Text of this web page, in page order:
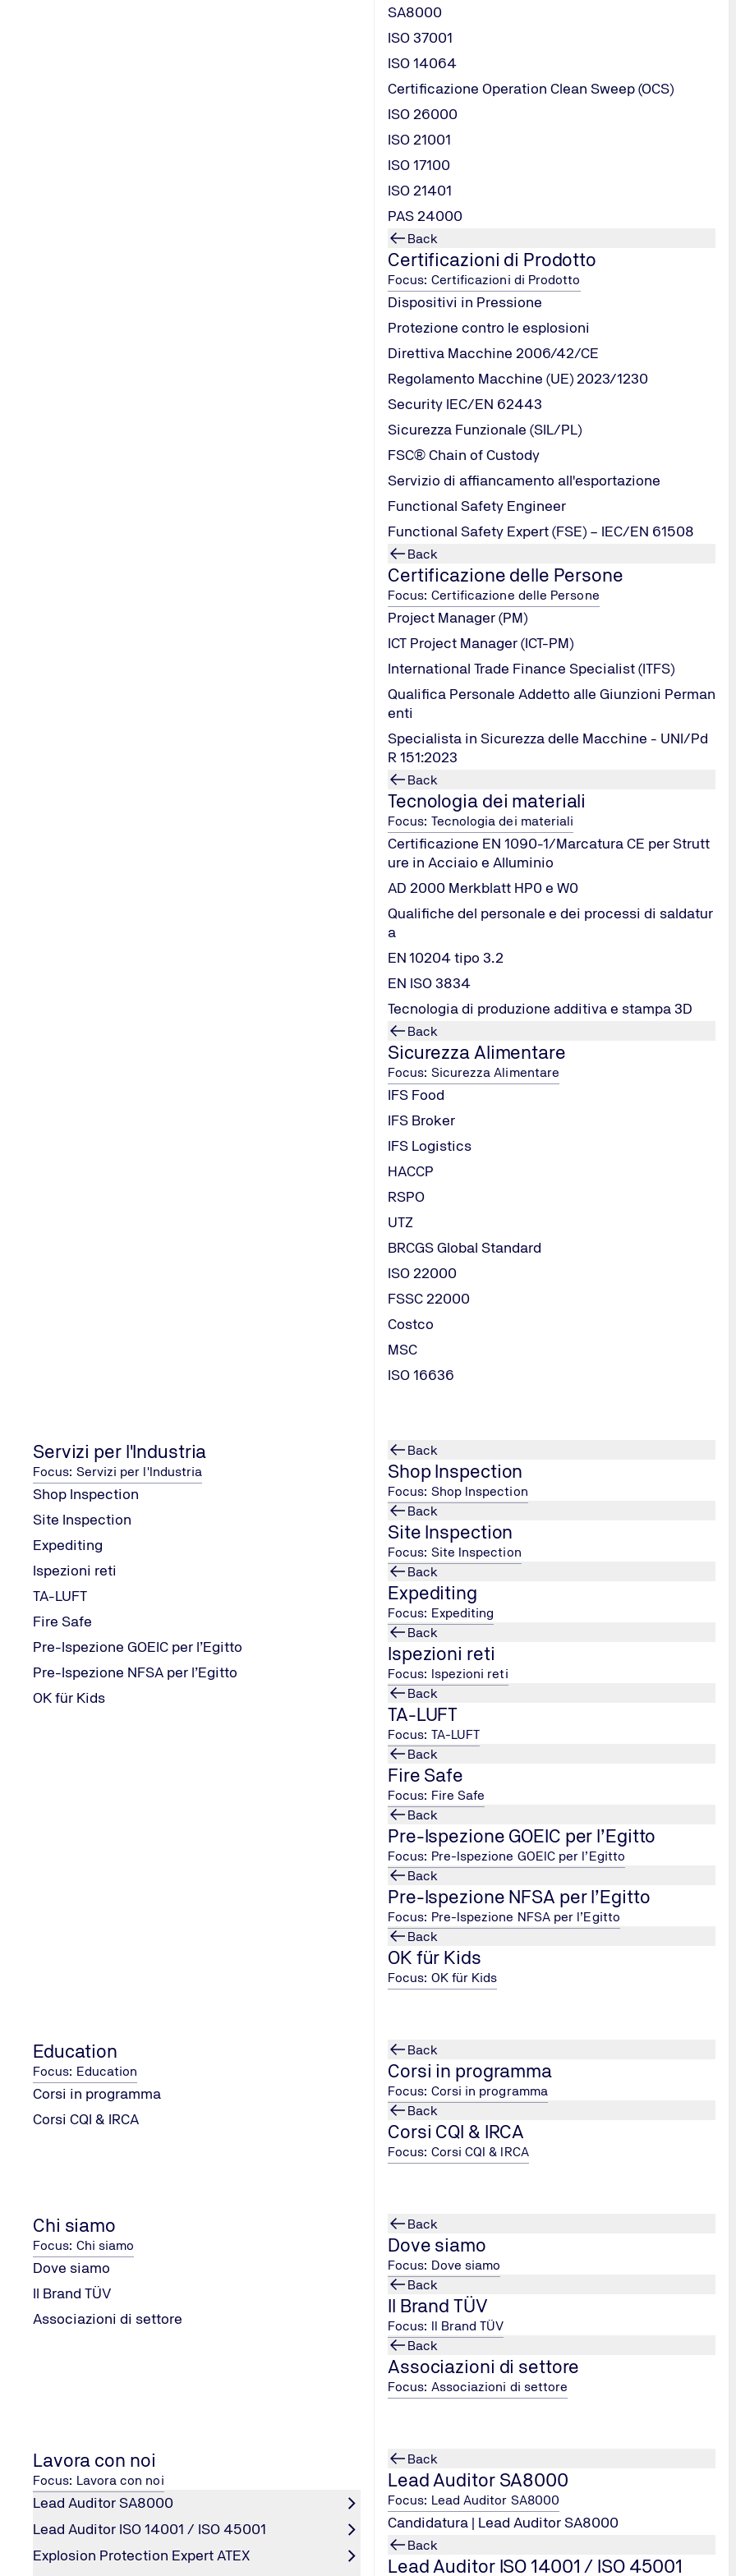
SA8000
ISO 37001
ISO 14064
Certificazione Operation Clean Sweep (OCS)
ISO 26000
ISO 21001
ISO 17100
ISO 21401
PAS 24000
Back
Certificazioni di Prodotto
Focus: Certificazioni di Prodotto
Dispositivi in Pressione
Protezione contro le esplosioni
Direttiva Macchine 2006/42/CE
Regolamento Macchine (UE) 2023/1230
Security IEC/EN 62443
Sicurezza Funzionale (SIL/PL)
FSC® Chain of Custody
Servizio di affiancamento all'esportazione
Functional Safety Engineer
Functional Safety Expert (FSE) – IEC/EN 61508
Back
Certificazione delle Persone
Focus: Certificazione delle Persone
Project Manager (PM)
ICT Project Manager (ICT-PM)
International Trade Finance Specialist (ITFS)
Qualifica Personale Addetto alle Giunzioni Perman
enti
Specialista in Sicurezza delle Macchine - UNI/Pd
R 151:2023
Back
Tecnologia dei materiali
Focus: Tecnologia dei materiali
Certificazione EN 1090-1/Marcatura CE per Strutt
ure in Acciaio e Alluminio
AD 2000 Merkblatt HP0 e W0
Qualifiche del personale e dei processi di saldatur
a
EN 10204 tipo 3.2
EN ISO 3834
Tecnologia di produzione additiva e stampa 3D
Back
Sicurezza Alimentare
Focus: Sicurezza Alimentare
IFS Food
IFS Broker
IFS Logistics
HACCP
RSPO
UTZ
BRCGS Global Standard
ISO 22000
FSSC 22000
Costco
MSC
ISO 16636
Servizi per l'Industria
Focus: Servizi per l'Industria
Shop Inspection
Site Inspection
Expediting
Ispezioni reti
TA-LUFT
Fire Safe
Pre-Ispezione GOEIC per l’Egitto
Pre-Ispezione NFSA per l’Egitto
OK für Kids
Back
Shop Inspection
Focus: Shop Inspection
Back
Site Inspection
Focus: Site Inspection
Back
Expediting
Focus: Expediting
Back
Ispezioni reti
Focus: Ispezioni reti
Back
TA-LUFT
Focus: TA-LUFT
Back
Fire Safe
Focus: Fire Safe
Back
Pre-Ispezione GOEIC per l’Egitto
Focus: Pre-Ispezione GOEIC per l’Egitto
Back
Pre-Ispezione NFSA per l’Egitto
Focus: Pre-Ispezione NFSA per l’Egitto
Back
OK für Kids
Focus: OK für Kids
Education
Focus: Education
Corsi in programma
Corsi CQI & IRCA
Back
Corsi in programma
Focus: Corsi in programma
Back
Corsi CQI & IRCA
Focus: Corsi CQI & IRCA
Chi siamo
Focus: Chi siamo
Dove siamo
Il Brand TÜV
Associazioni di settore
Back
Dove siamo
Focus: Dove siamo
Back
Il Brand TÜV
Focus: Il Brand TÜV
Back
Associazioni di settore
Focus: Associazioni di settore
Lavora con noi
Focus: Lavora con noi
Lead Auditor SA8000
Lead Auditor ISO 14001 / ISO 45001
Explosion Protection Expert ATEX
Back
Lead Auditor SA8000
Focus: Lead Auditor SA8000
Candidatura | Lead Auditor SA8000
Back
Lead Auditor ISO 14001 / ISO 45001